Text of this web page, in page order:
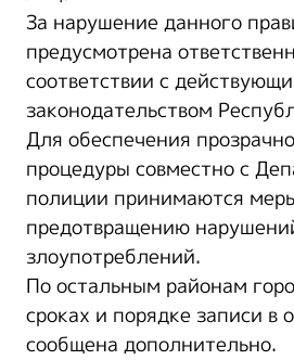
За нарушение данного
предусмотрена
соответствии с
законодательством
Для обеспечения
процедуры совместно с
полиции принимаются
предотвращению
злоупотреблений.
По остальным районам
сроках и порядке записи в
сообщена дополнительно.